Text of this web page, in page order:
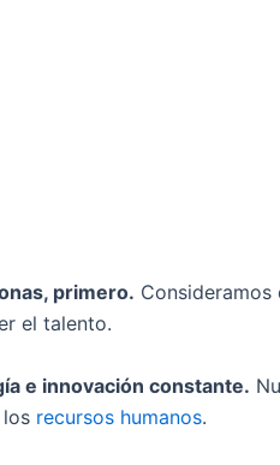
primero.
el talento.
e innovación constante.
recursos humanos.